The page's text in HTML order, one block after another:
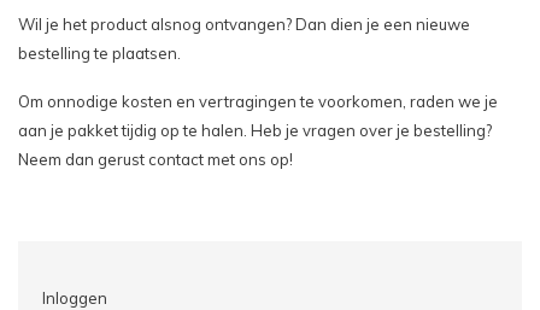
Wil je het product alsnog ontvangen? Dan dien je een nieuwe
bestelling te plaatsen.
Om onnodige kosten en vertragingen te voorkomen, raden we je
aan je pakket tijdig op te halen. Heb je vragen over je bestelling?
Neem dan gerust contact met ons op!
Inloggen